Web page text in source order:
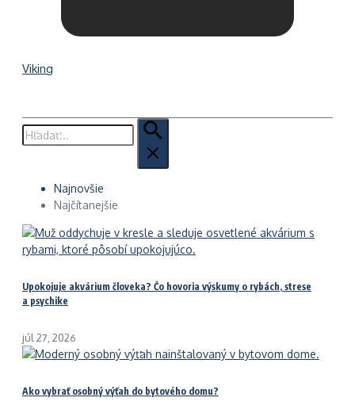
Viking
Hľadať:
Najnovšie
Najčítanejšie
Upokojuje akvárium človeka? Čo hovoria výskumy o rybách, strese
a psychike
júl 27, 2026
Ako vybrať osobný výťah do bytového domu?